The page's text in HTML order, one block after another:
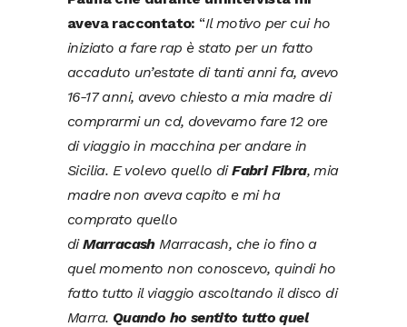
aveva raccontato: “Il motivo per cui ho
iniziato a fare rap è stato per un fatto
accaduto un’estate di tanti anni fa, avevo
16-17 anni, avevo chiesto a mia madre di
comprarmi un cd, dovevamo fare 12 ore
di viaggio in macchina per andare in
Sicilia. E volevo quello diFabri Fibra, mia
madre non aveva capito e mi ha
comprato quello
diMarracashMarracash, che io fino a
quel momento non conoscevo, quindi ho
fatto tutto il viaggio ascoltando il disco di
Marra. Quando ho sentito tutto quel